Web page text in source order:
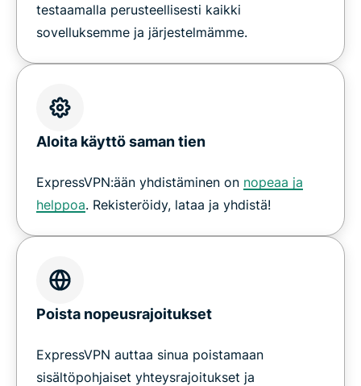
testaamalla perusteellisesti kaikki
sovelluksemme ja järjestelmämme.
Aloita käyttö saman tien
ExpressVPN:ään yhdistäminen on nopeaa ja
helppoa. Rekisteröidy, lataa ja yhdistä!
Poista nopeusrajoitukset
ExpressVPN auttaa sinua poistamaan
sisältöpohjaiset yhteysrajoitukset ja